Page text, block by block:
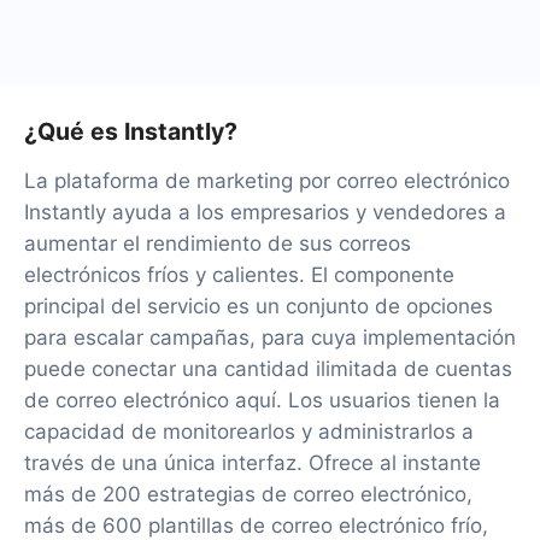
¿Qué es Instantly?
La plataforma de marketing por correo electrónico
Instantly ayuda a los empresarios y vendedores a
aumentar el rendimiento de sus correos
electrónicos fríos y calientes. El componente
principal del servicio es un conjunto de opciones
para escalar campañas, para cuya implementación
puede conectar una cantidad ilimitada de cuentas
de correo electrónico aquí. Los usuarios tienen la
capacidad de monitorearlos y administrarlos a
través de una única interfaz. Ofrece al instante
más de 200 estrategias de correo electrónico,
más de 600 plantillas de correo electrónico frío,